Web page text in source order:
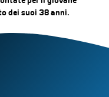
dei suoi 38 anni.